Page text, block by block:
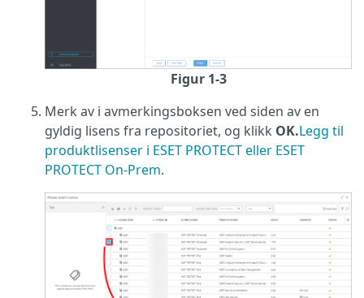
Figur 1-3
Merk av i avmerkingsboksen ved siden av en
gyldig lisens fra repositoriet, og klikk OK.Legg til
produktlisenser i ESET PROTECT eller ESET
PROTECT On-Prem.